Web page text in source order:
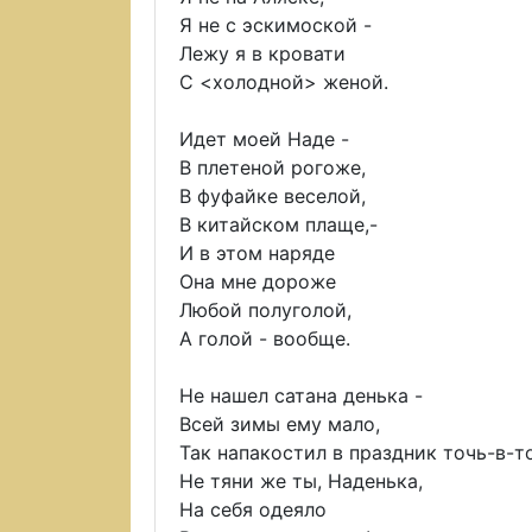
Я не с эскимоской -
Лежу я в кровати
С <холодной> женой.
Идет моей Наде -
В плетеной рогоже,
В фуфайке веселой,
В китайском плаще,-
И в этом наряде
Она мне дороже
Любой полуголой,
А голой - вообще.
Не нашел сатана денька -
Всей зимы ему мало,
Так напакостил в праздник точь-в-
Не тяни же ты, Наденька,
На себя одеяло